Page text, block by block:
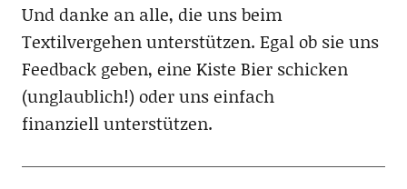
Und danke an alle, die uns beim
Textilvergehen unterstützen. Egal ob sie uns
Feedback geben, eine Kiste Bier schicken
(unglaublich!) oder uns einfach
finanziell unterstützen.